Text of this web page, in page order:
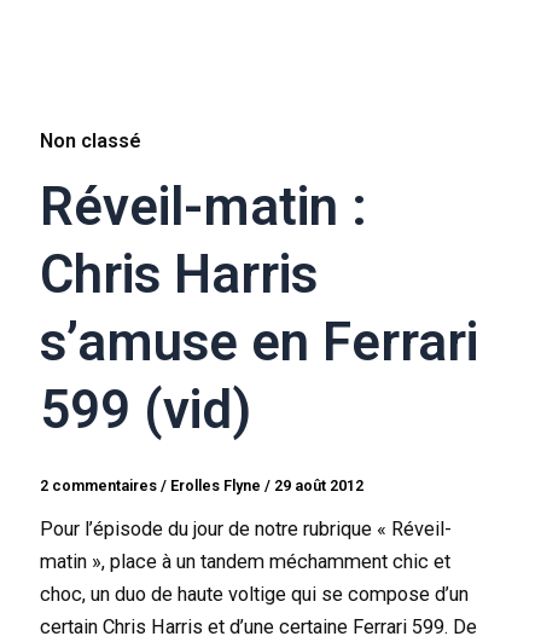
Non classé
Réveil-matin :
Chris Harris
s’amuse en Ferrari
599 (vid)
2 commentaires / Erolles Flyne/ 29 août 2012
Pour l’épisode du jour de notre rubrique « Réveil-
matin », place à un tandem méchamment chic et
choc, un duo de haute voltige qui se compose d’un
certain Chris Harris et d’une certaine Ferrari 599. De